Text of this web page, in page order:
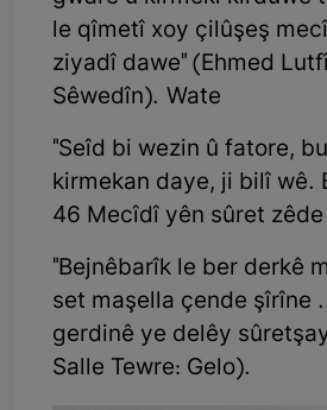
le qîmetî xoy çilûşeş
ziyadî dawe" (Ehmed
Sêwedîn). Wate
"Seîd bi wezin û fatore,
kirmekan daye, ji bilî wê.
46 Mecîdî yên sûret zêde
"Bejnêbarîk le ber derkê
set maşella çende şîrîne
gerdinê ye delêy
Salle Tewre: Gelo).